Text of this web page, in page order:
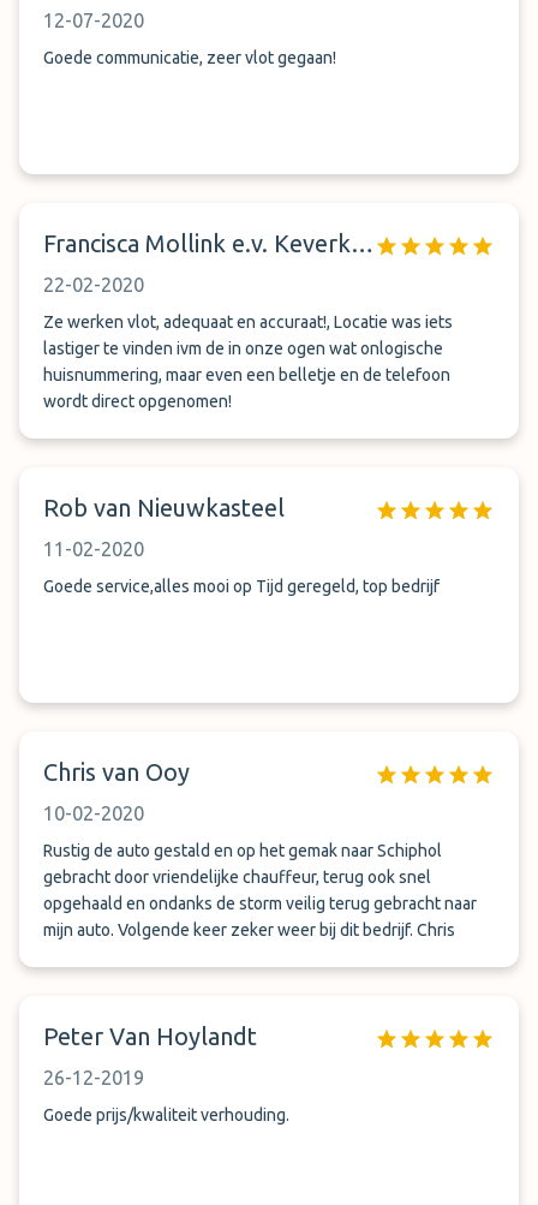
12-07-2020
Goede communicatie, zeer vlot gegaan!
Francisca Mollink e.v. Keverkamp
22-02-2020
Ze werken vlot, adequaat en accuraat!, Locatie was iets
lastiger te vinden ivm de in onze ogen wat onlogische
huisnummering, maar even een belletje en de telefoon
wordt direct opgenomen!
Rob van Nieuwkasteel
11-02-2020
Goede service,alles mooi op Tijd geregeld, top bedrijf
Chris van Ooy
10-02-2020
Rustig de auto gestald en op het gemak naar Schiphol
gebracht door vriendelijke chauffeur, terug ook snel
opgehaald en ondanks de storm veilig terug gebracht naar
mijn auto. Volgende keer zeker weer bij dit bedrijf. Chris
Peter Van Hoylandt
26-12-2019
Goede prijs/kwaliteit verhouding.